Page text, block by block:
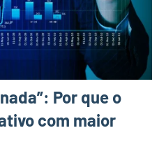
Por que o
com maior